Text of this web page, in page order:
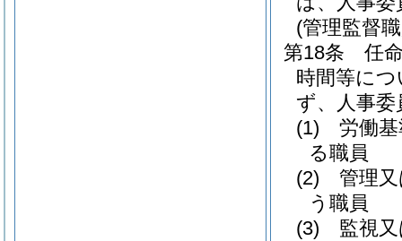
(管理監督
第18条
任
時間等に
ず、人事
(1)
労働
る職員
(2)
管理
う職員
(3)
監視